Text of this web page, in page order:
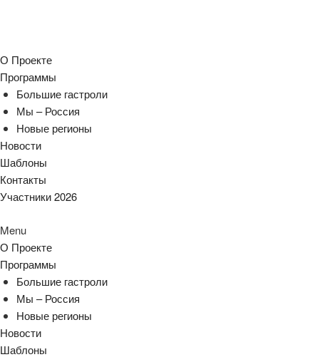
О Проекте
Программы
Большие гастроли
Мы – Россия
Новые регионы
Новости
Шаблоны
Контакты
Участники 2026
Menu
О Проекте
Программы
Большие гастроли
Мы – Россия
Новые регионы
Новости
Шаблоны